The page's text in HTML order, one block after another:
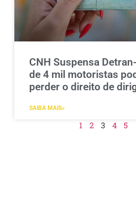
CNH Suspensa
de 4 mil motoristas
perder o direito de
SAIBA MAIS»
1 2 3 4 5